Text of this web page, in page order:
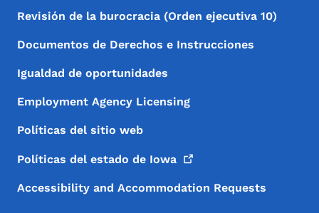
Revisión de la burocracia (Orden ejecutiva 10)
Documentos de Derechos e Instrucciones
Igualdad de oportunidades
Employment Agency Licensing
Políticas del sitio web
Políticas del estado de Iowa
Accessibility and Accommodation Requests